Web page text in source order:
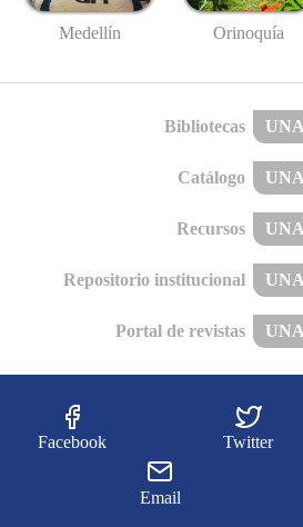
Medellín Orinoquía
Bibliotecas
Catálogo
Recursos
Repositorio institucional
Portal de revistas
Facebook Twitter
Email